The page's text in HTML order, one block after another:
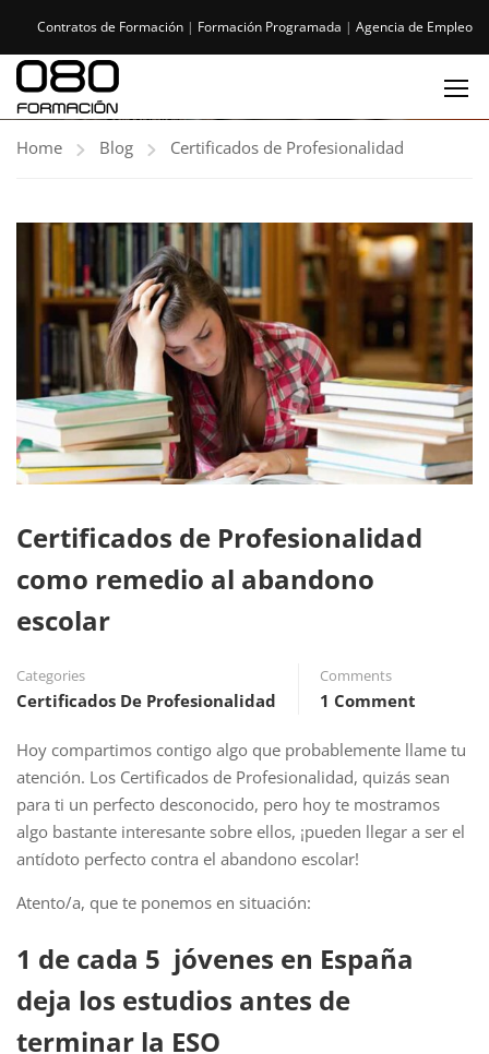
Contratos de Formación | Formación Programada | Agencia de Empleo
Home Blog Certificados de Profesionalidad
Certificados de Profesionalidad
como remedio al abandono
escolar
Categories
Certificados De Profesionalidad
Comments
1 Comment
Hoy compartimos contigo algo que probablemente llame tu
atención. Los Certificados de Profesionalidad, quizás sean
para ti un perfecto desconocido, pero hoy te mostramos
algo bastante interesante sobre ellos, ¡pueden llegar a ser el
antídoto perfecto contra el abandono escolar!
Atento/a, que te ponemos en situación:
1 de cada 5 jóvenes en España
deja los estudios antes de
terminar la ESO